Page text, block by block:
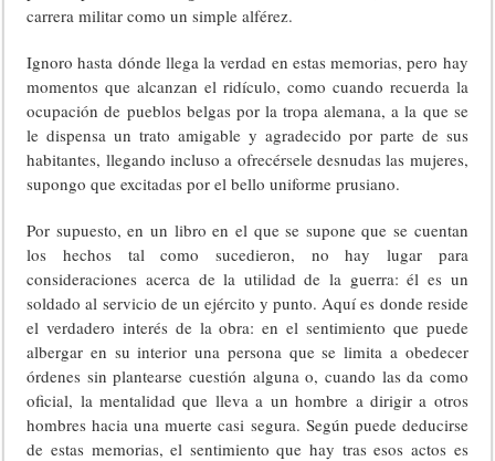
carrera militar como un simple alférez.
Ignoro hasta dónde llega la verdad en estas memorias, pero hay
momentos que alcanzan el ridículo, como cuando recuerda la
ocupación de pueblos belgas por la tropa alemana, a la que se
le dispensa un trato amigable y agradecido por parte de sus
habitantes, llegando incluso a ofrecérsele desnudas las mujeres,
supongo que excitadas por el bello uniforme prusiano.
Por supuesto, en un libro en el que se supone que se cuentan
los hechos tal como sucedieron, no hay lugar para
consideraciones acerca de la utilidad de la guerra: él es un
soldado al servicio de un ejército y punto. Aquí es donde reside
el verdadero interés de la obra: en el sentimiento que puede
albergar en su interior una persona que se limita a obedecer
órdenes sin plantearse cuestión alguna o, cuando las da como
oficial, la mentalidad que lleva a un hombre a dirigir a otros
hombres hacia una muerte casi segura. Según puede deducirse
de estas memorias, el sentimiento que hay tras esos actos es